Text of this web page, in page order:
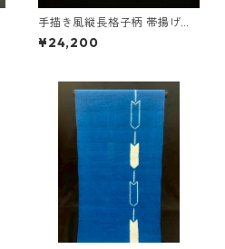
手描き風縦長格子柄 帯揚げ
＜和小物さくら＞ SOA-71
¥24,200